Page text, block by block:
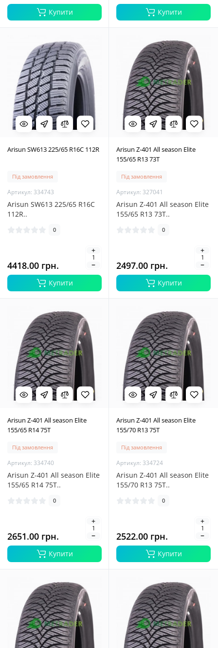
Купити Купити
Arisun SW613 225/65 R16C 112R
Під замовлення
Артикул: 334743
Arisun SW613 225/65 R16C
112R..
0
4418.00 грн.
Купити
Arisun Z-401 All season Elite
155/65 R13 73T
Під замовлення
Артикул: 327041
Arisun Z-401 All season Elite
155/65 R13 73T..
0
2497.00 грн.
Купити
Arisun Z-401 All season Elite
155/65 R14 75T
Під замовлення
Артикул: 334740
Arisun Z-401 All season Elite
155/65 R14 75T..
0
2651.00 грн.
Купити
Arisun Z-401 All season Elite
155/70 R13 75T
Під замовлення
Артикул: 334724
Arisun Z-401 All season Elite
155/70 R13 75T..
0
2522.00 грн.
Купити